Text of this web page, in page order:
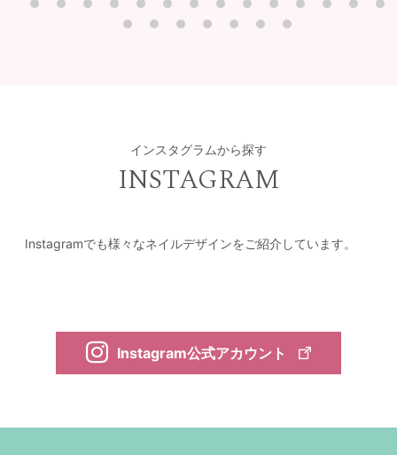
インスタグラムから探す
INSTAGRAM
Instagramでも様々なネイルデザインをご紹介しています。
Instagram公式アカウント